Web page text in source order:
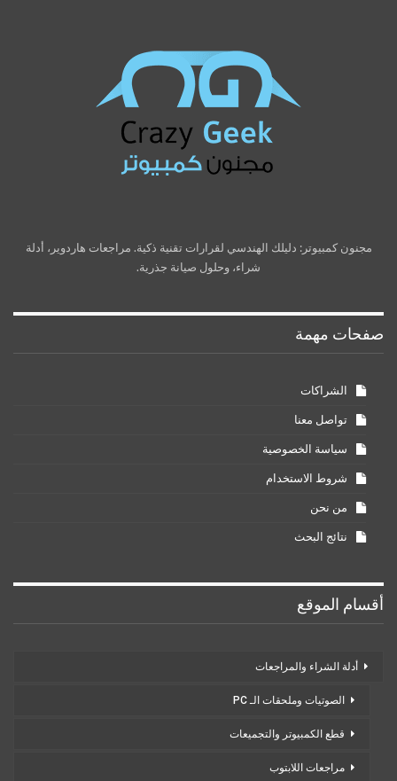
مجنون كمبيوتر: دليلك الهندسي لقرارات تقنية ذكية. مراجعات هاردوير، أدلة
شراء، وحلول صيانة جذرية.
صفحات مهمة
الشراكات
تواصل معنا
سياسة الخصوصية
شروط الاستخدام
من نحن
نتائج البحث
أقسام الموقع
أدلة الشراء والمراجعات
الصوتيات وملحقات الـ PC
قطع الكمبيوتر والتجميعات
مراجعات اللابتوب